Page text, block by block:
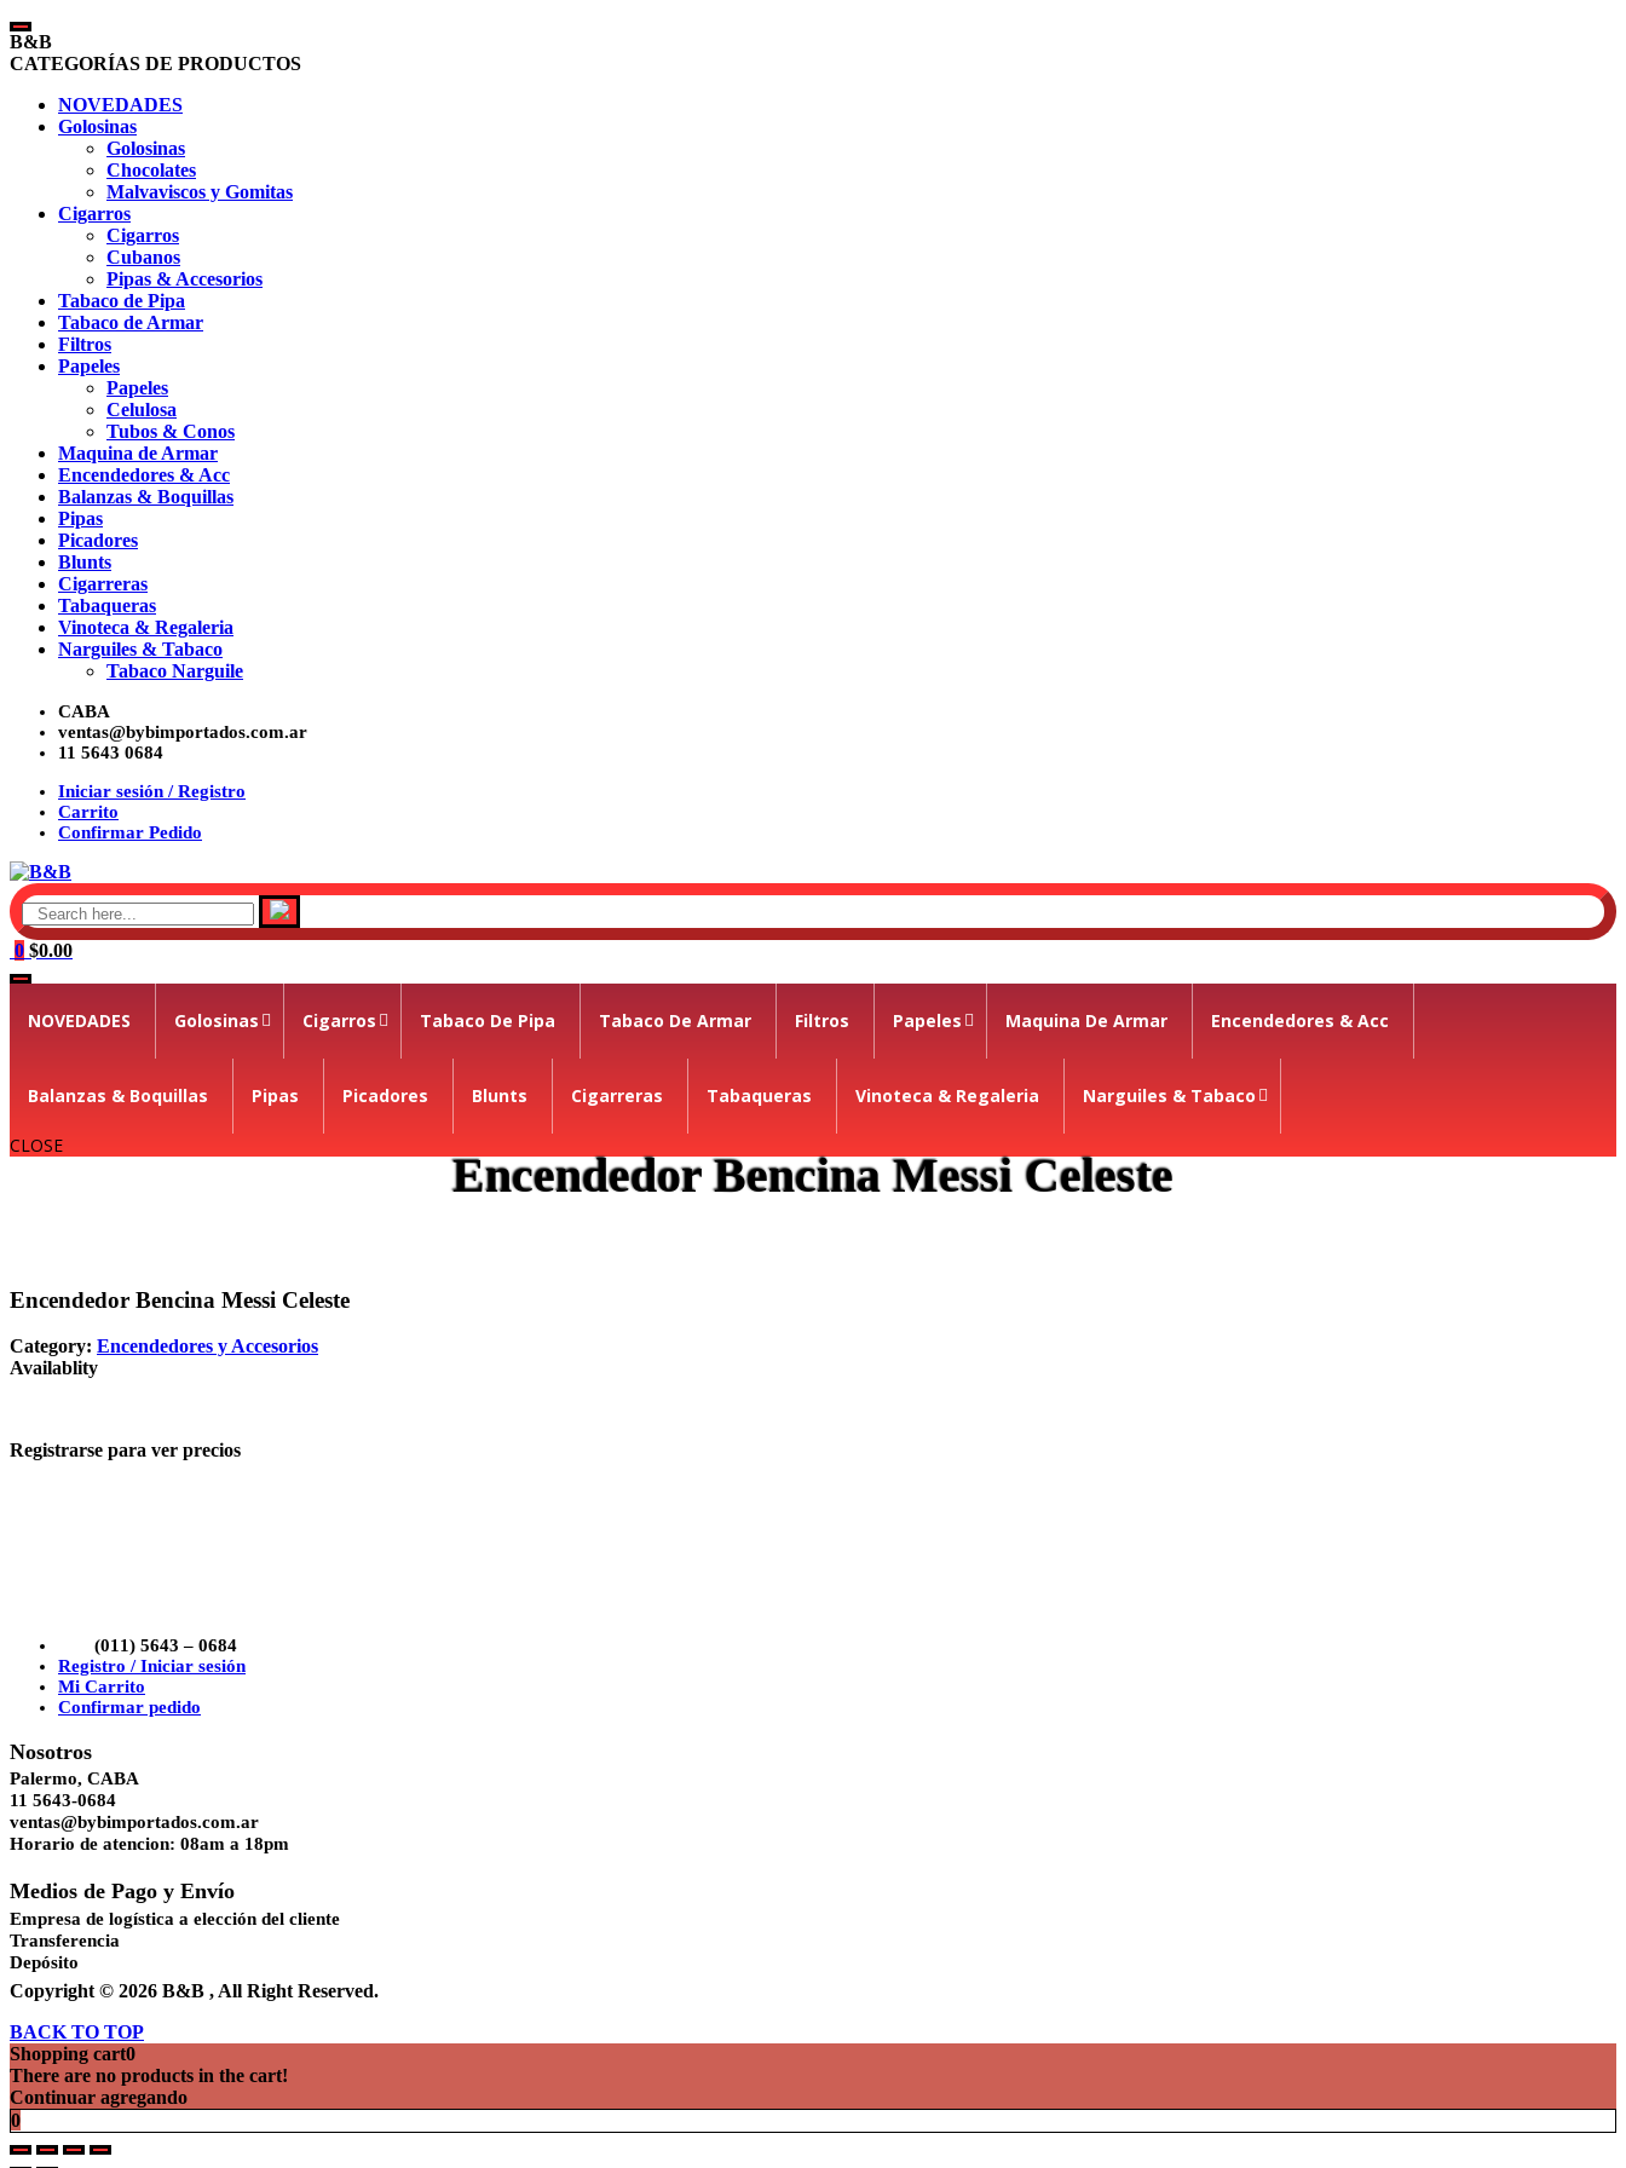
B&B
CATEGORÍAS DE PRODUCTOS
NOVEDADES
Golosinas
Golosinas
Chocolates
Malvaviscos y Gomitas
Cigarros
Cigarros
Cubanos
Pipas & Accesorios
Tabaco de Pipa
Tabaco de Armar
Filtros
Papeles
Papeles
Celulosa
Tubos & Conos
Maquina de Armar
Encendedores & Acc
Balanzas & Boquillas
Pipas
Picadores
Blunts
Cigarreras
Tabaqueras
Vinoteca & Regaleria
Narguiles & Tabaco
Tabaco Narguile
Skip
content
CABA
ventas@bybimportados.com.ar
11 5643 0684
Iniciar sesión / Registro
Carrito
Confirmar Pedido
0 $0.00
NOVEDADES Golosinas Cigarros Tabaco De Pipa Tabaco De Armar Filtros Papeles Maquina De Armar Encendedores & Acc
Balanzas & Boquillas Pipas Picadores Blunts Cigarreras Tabaqueras Vinoteca & Regaleria Narguiles & Tabaco
CLOSE
Encendedor Bencina Messi Celeste
Encendedor Bencina Messi Celeste
Category: Encendedores y Accesorios
Availablity
Registrarse para ver precios
(011) 5643 – 0684
Registro / Iniciar sesión
Mi Carrito
Confirmar pedido
Nosotros
Palermo, CABA
11 5643-0684
ventas@bybimportados.com.ar
Horario de atencion: 08am a 18pm
Medios de Pago y Envío
Empresa de logística a elección del cliente
Transferencia
Depósito
Copyright © 2026 B&B , All Right Reserved.
BACK TO TOP
Shopping cart0
There are no products in the cart!
Continuar agregando
0